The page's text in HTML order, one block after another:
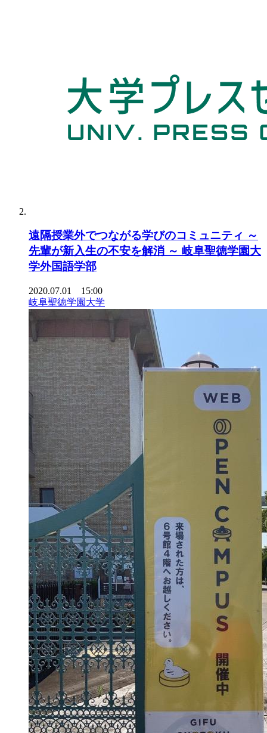
遠隔授業外でつながる学びのコミュニティ ～
先輩が新入生の不安を解消 ～ 岐阜聖徳学園大
学外国語学部
2020.07.01 15:00
岐阜聖徳学園大学